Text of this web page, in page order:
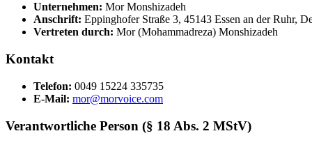
Unternehmen: Mor Monshizadeh
Anschrift: Eppinghofer Straße 3, 45143 Essen an der Ruhr,
Vertreten durch: Mor (Mohammadreza) Monshizadeh
Kontakt
Telefon: 0049 15224 335735
E-Mail: mor@morvoice.com
Verantwortliche Person (§ 18 Abs. 2 MStV)